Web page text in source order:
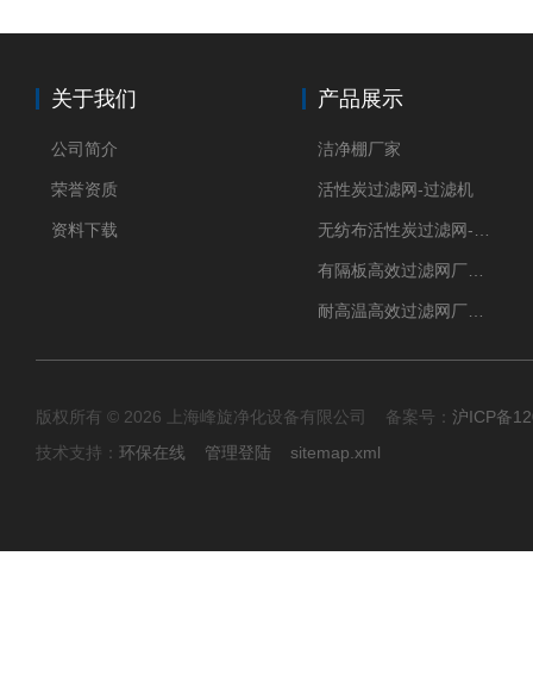
关于我们
公司简介
荣誉资质
资料下载
产品展示
洁净棚厂家
活性炭过滤网-过滤机
版权所有 © 2026 上海峰旋净化设备有限公司 备案号： 沪ICP备
技术支持： 环保在线 管理登陆 sitemap.xml